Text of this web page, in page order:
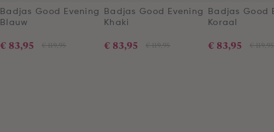
Badjas Good Evening
Blauw
€ 119,95
€ 83,95
Badjas Good Evening
Khaki
€ 119,95
€ 83,95
Badjas Good
Koraal
€ 119,95
€ 83,95